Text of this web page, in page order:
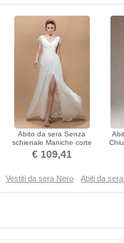
Abito da sera Senza
schienale Maniche corte
Elegante Pick-up Autunno
€ 109,41
Vestiti da sera Nero Abiti da